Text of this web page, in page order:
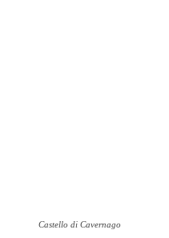
Castello di Cavernago